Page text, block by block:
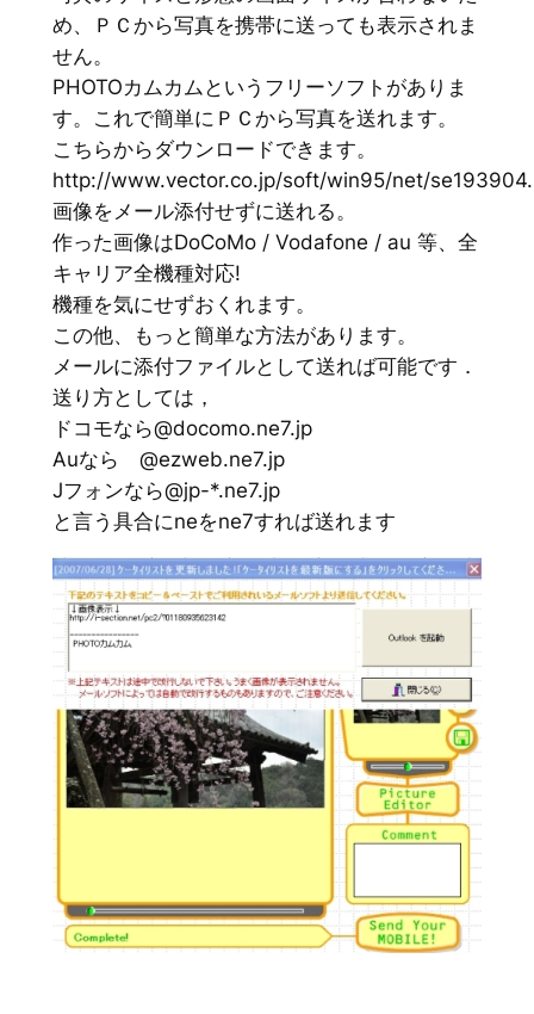
め、ＰＣから写真を携帯に送っても表示されま
せん。
PHOTOカムカムというフリーソフトがありま
す。これで簡単にＰＣから写真を送れます。
こちらからダウンロードできます。
http://www.vector.co.jp/soft/win95/net/
画像をメール添付せずに送れる。
作った画像はDoCoMo / Vodafone / au 等、全
キャリア全機種対応!
機種を気にせずおくれます。
この他、もっと簡単な方法があります。
メールに添付ファイルとして送れば可能です．
送り方としては，
ドコモなら@docomo.ne7.jp
Auなら @ezweb.ne7.jp
Jフォンなら@jp-*.ne7.jp
と言う具合にneをne7すれば送れます